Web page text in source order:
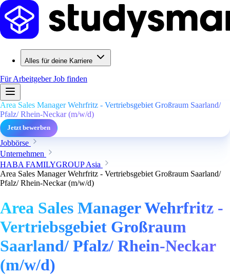
Alles für deine Karriere
Für ArbeitgeberJob finden
Area Sales Manager Wehrfritz - Vertriebsgebiet Großraum Saarland/
Pfalz/ Rhein-Neckar (m/w/d)
Jetzt bewerben
Jobbörse
Unternehmen
HABA FAMILYGROUP Asia
Area Sales Manager Wehrfritz - Vertriebsgebiet Großraum Saarland/
Pfalz/ Rhein-Neckar (m/w/d)
Area Sales Manager Wehrfritz -
Vertriebsgebiet Großraum
Saarland/ Pfalz/ Rhein-Neckar
(m/w/d)